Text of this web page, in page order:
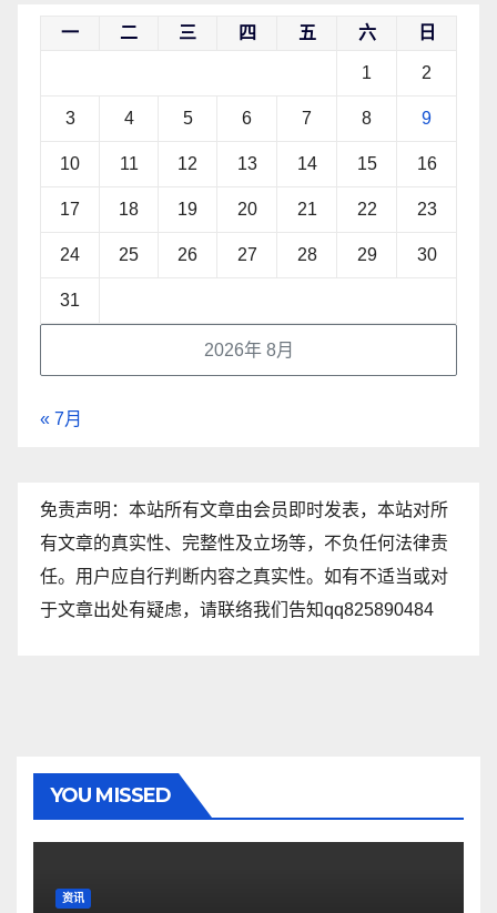
2026年 8月
一 二 三 四 五 六 日
1 2
3 4 5 6 7 8 9
10 11 12 13 14 15 16
17 18 19 20 21 22 23
24 25 26 27 28 29 30
31
« 7月
免责声明：本站所有文章由会员即时发表，本站对所
有文章的真实性、完整性及立场等，不负任何法律责
任。用户应自行判断内容之真实性。如有不适当或对
于文章出处有疑虑，请联络我们告知qq825890484
YOU MISSED
资讯